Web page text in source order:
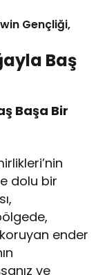
Gençliği,
Baş
Başa Bir
dolu bir
ender
ve